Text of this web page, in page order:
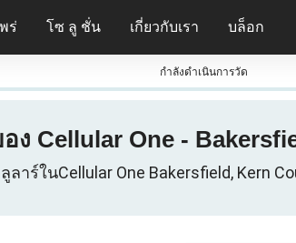
ร่ โซ ลู ชั่น เกี่ยวกับเรา บล็อก
กําลังดําเนินการวัด
Cellular One -
าร์ในCellular One Bakersfield, Kern